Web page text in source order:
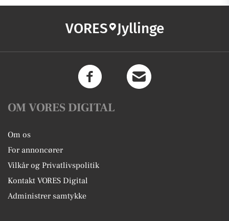
VORES Jyllinge
OM VORES DIGITAL
Om os
For annoncører
Vilkår og Privatlivspolitik
Kontakt VORES Digital
Administrer samtykke